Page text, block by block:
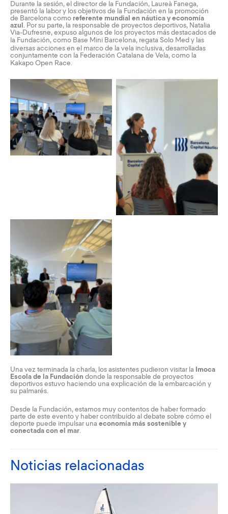
Durante la sesión, el director de la Fundación, Laureà Fanega,
presentó la labor y los objetivos de la Fundación en la promoción
de Barcelona como referente mundial en náutica y economía
azul . Por su parte, la responsable de proyectos deportivos, Natalia
Via-Dufresne, expuso algunos de los proyectos más destacados de
la Fundación, como Base Mini Barcelona, ​​regata Solo Med y las
diversas acciones en el marco de la vela inclusiva, desarrolladas
conjuntamente con la Federación Catalana de Vela, como la
Kakapo Open Race.
Una vez terminada la charla, los asistentes pudieron visitar la Imoca
Escola de la Fundación donde la responsable de proyectos
deportivos estuvo haciendo una explicación de la embarcación y
su palmarés.
Desde la Fundación, estamos muy contentos de haber formado
parte de este evento y haber contribuido al debate sobre cómo el
deporte puede impulsar una economía más sostenible y
conectada con el mar.
Noticias relacionadas